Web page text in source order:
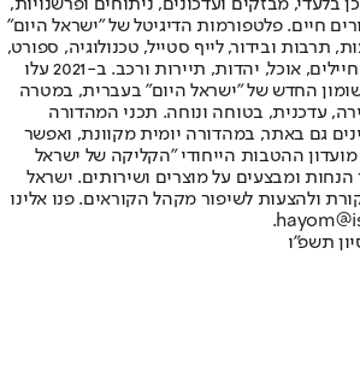
בלעדי, מבזקים ועדכונים, ניתוחים ופרשנויות,
חיים. פלטפורמות הדיגיטל של "ישראל היום"
תרבות ובידור, לייף סטייל, טכנולוגיה, ספורט,
כלכלה וצרכנות, בריאות, חיילים, אוכל, יהדות, תיירות ורכב. ב-2021 עלו
החדש של "ישראל היום" בעברית, במטרה
עדכנית, בטוחה ונוחה. תכני המהדורה
גם באתר, במהדורה יומית מקוונת, ואפשר
ההטבות הייחודי "הקליקה של ישראל
הנחות ומבצעים על מוצרים ושירותים. ישראל
ולהצעות לשיפור מקהל הקוראים. פנו אלינו
תשפ"ו